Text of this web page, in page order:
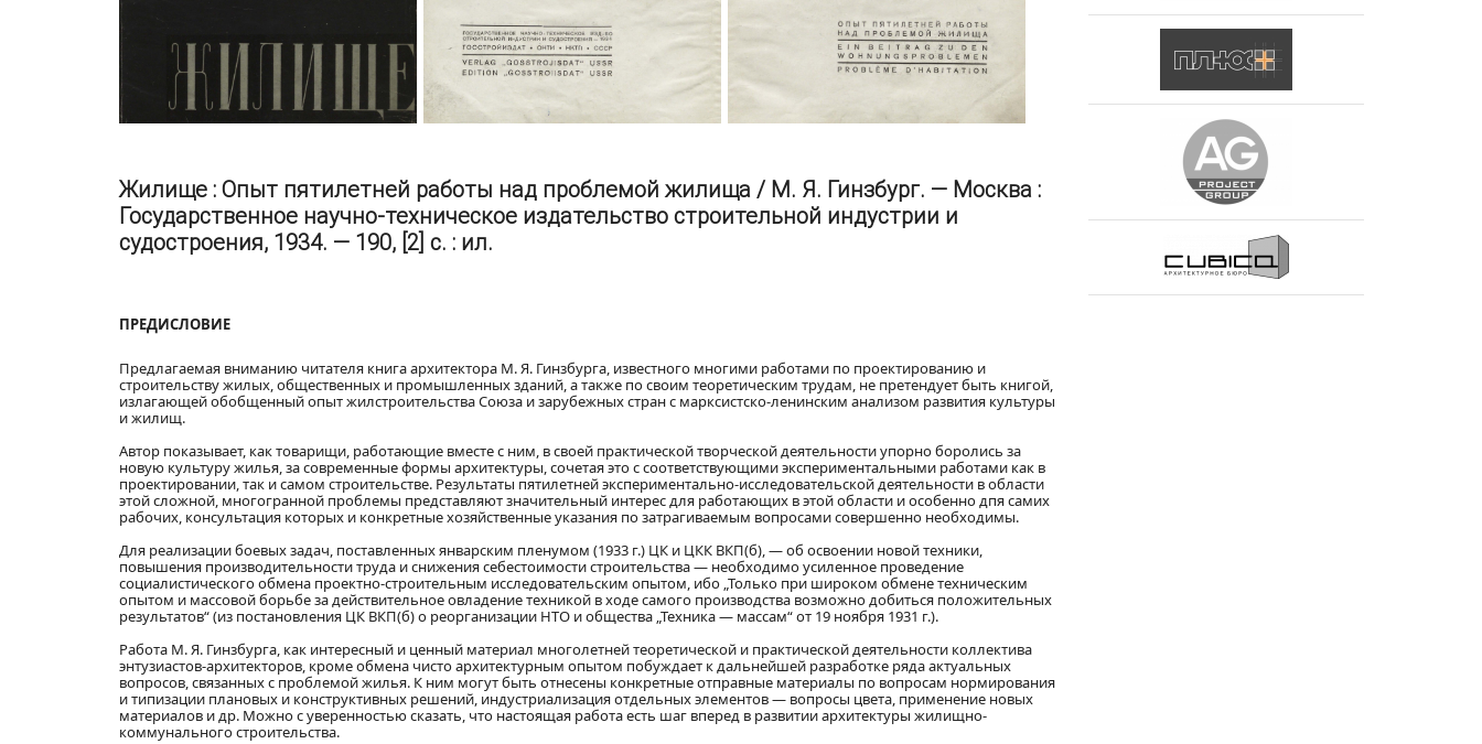
Жилище : Опыт пятилетней работы над проблемой жилища / М. Я. Гинзбург. — Москва :
Государственное научно-техническое издательство строительной индустрии и
судостроения, 1934. — 190, [2] с. : ил.
ПРЕДИСЛОВИЕ
Предлагаемая вниманию читателя книга архитектора М. Я. Гинзбурга, известного многими работами по проектированию и
строительству жилых, общественных и промышленных зданий, а также по своим теоретическим трудам, не претендует быть книгой,
излагающей обобщенный опыт жилстроительства Союза и зарубежных стран с марксистско-ленинским анализом развития культуры
и жилищ.
Автор показывает, как товарищи, работающие вместе с ним, в своей практической творческой деятельности упорно боролись за
новую культуру жилья, за современные формы архитектуры, сочетая это с соответствующими экспериментальными работами как в
проектировании, так и самом строительстве. Результаты пятилетней экспериментально-исследовательской деятельности в области
этой сложной, многогранной проблемы представляют значительный интерес для работающих в этой области и особенно дпя самих
рабочих, консультация которых и конкретные хозяйственные указания по затрагиваемым вопросами совершенно необходимы.
Для реализации боевых задач, поставленных январским пленумом (1933 г.) ЦК и ЦКК ВКП(б), — об освоении новой техники,
повышения производительности труда и снижения себестоимости строительства — необходимо усиленное проведение
социалистического обмена проектно-строительным исследовательским опытом, ибо „Только при широком обмене техническим
опытом и массовой борьбе за действительное овладение техникой в ходе самого производства возможно добиться положительных
результатов“ (из постановления ЦК ВКП(б) о реорганизации НТО и общества „Техника — массам“ от 19 ноября 1931 г.).
Работа М. Я. Гинзбурга, как интересный и ценный материал многолетней теоретической и практической деятельности коллектива
энтузиастов-архитекторов, кроме обмена чисто архитектурным опытом побуждает к дальнейшей разработке ряда актуальных
вопросов, связанных с проблемой жилья. К ним могут быть отнесены конкретные отправные материалы по вопросам нормирования
и типизации плановых и конструктивных решений, индустриализация отдельных элементов — вопросы цвета, применение новых
материалов и др. Можно с уверенностью сказать, что настоящая работа есть шаг вперед в развитии архитектуры жилищно-
коммунального строительства.